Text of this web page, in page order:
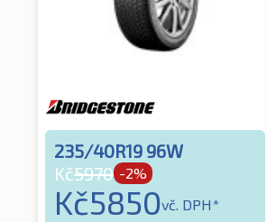
235/40R19 96W
Kč5970 -2%
Kč5850vč. DPH*